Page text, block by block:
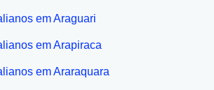
em Araguari
em Arapiraca
em Araraquara